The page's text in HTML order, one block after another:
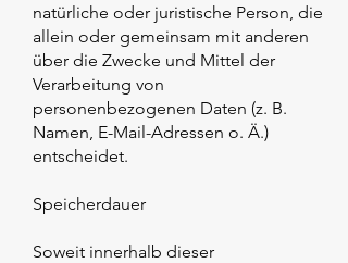
natürliche oder juristische Person, die
allein oder gemeinsam mit anderen
über die Zwecke und Mittel der
Verarbeitung von
personenbezogenen Daten (z. B.
Namen, E-Mail-Adressen o. Ä.)
entscheidet.
Speicherdauer
Soweit innerhalb dieser